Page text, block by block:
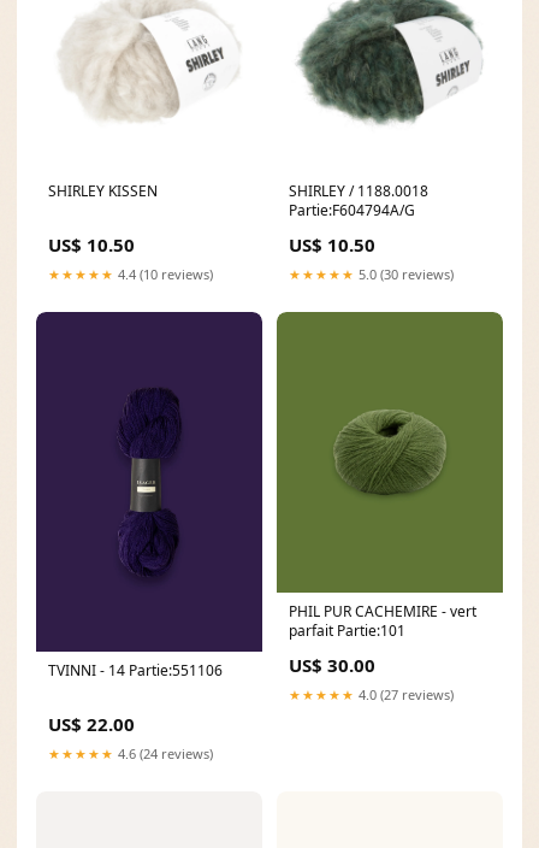
SHIRLEY KISSEN
US$ 10.50
★★★★★ 4.4 (10 reviews)
SHIRLEY / 1188.0018
Partie:F604794A/G
US$ 10.50
★★★★★ 5.0 (30 reviews)
TVINNI - 14 Partie:551106
US$ 22.00
★★★★★ 4.6 (24 reviews)
PHIL PUR CACHEMIRE - vert
parfait Partie:101
US$ 30.00
★★★★★ 4.0 (27 reviews)